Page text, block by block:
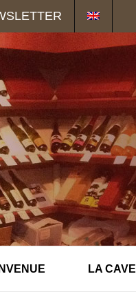
LA CAVE
des cookies